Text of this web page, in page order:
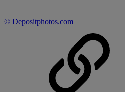
© Depositphotos.com